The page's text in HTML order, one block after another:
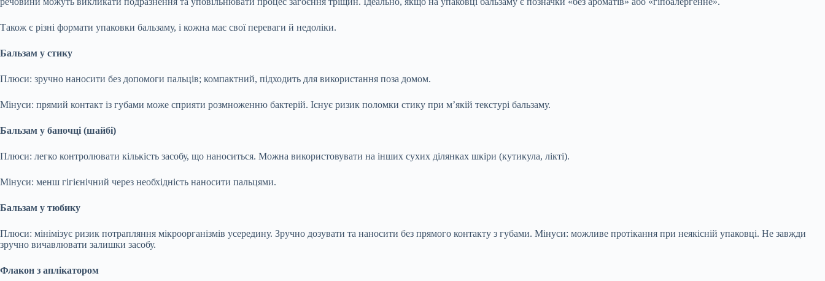
Також є різні формати упаковки бальзаму, і кожна має свої переваги й недоліки.
Бальзам у стику
Плюси: зручно наносити без допомоги пальців; компактний, підходить для використання поза домом.
Мінуси: прямий контакт із губами може сприяти розмноженню бактерій. Існує ризик поломки стику при м’якій текстурі бальзаму.
Бальзам у баночці (шайбі)
Плюси: легко контролювати кількість засобу, що наноситься. Можна використовувати на інших сухих ділянках шкіри (кутикула, лікті).
Мінуси: менш гігієнічний через необхідність наносити пальцями.
Бальзам у тюбику
Плюси: мінімізує ризик потрапляння мікроорганізмів усередину. Зручно дозувати та наносити без прямого контакту з губами. Мінуси: можливе протікання при неякісній упаковці. Не завжди
зручно вичавлювати залишки засобу.
Флакон з аплікатором